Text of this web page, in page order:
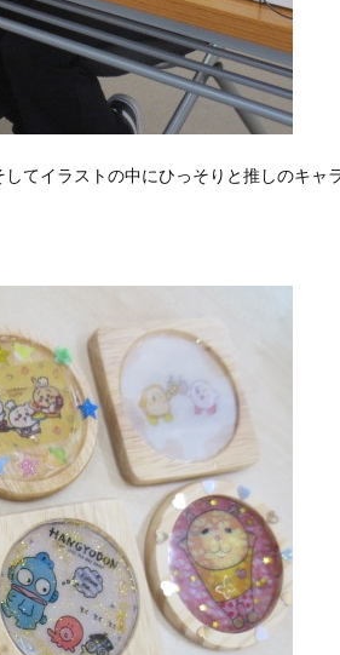
てイラストの中にひっそりと推しのキャ